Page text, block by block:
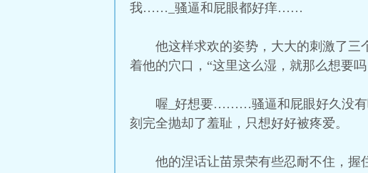
我……_骚逼和屁眼都好痒……
他这样求欢的姿势，大大的刺激了三
着他的穴口，“这里这么湿，就那么想要吗
喔_好想要………骚逼和屁眼好久没
刻完全抛却了羞耻，只想好好被疼爱。
他的涅话让苗景荣有些忍耐不住，握